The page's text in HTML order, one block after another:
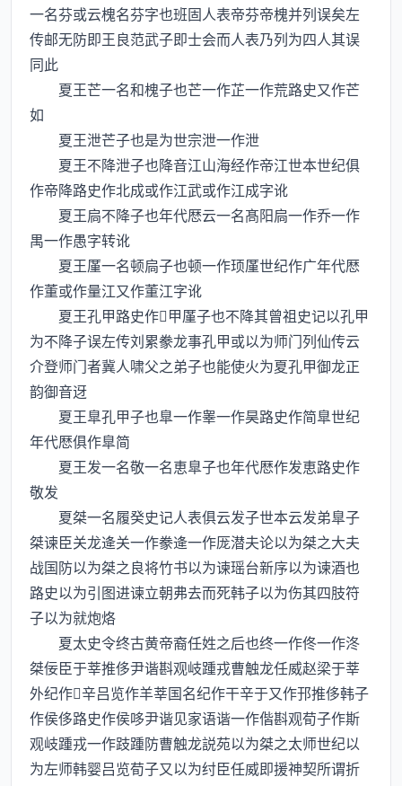
一名芬或云槐名芬字也班固人表帝芬帝槐并列误矣左
传邮无防即王良范武子即士会而人表乃列为四人其误
同此
夏王芒一名和槐子也芒一作芷一作荒路史又作芒
如
夏王泄芒子也是为世宗泄一作泄
夏王不降泄子也降音江山海经作帝江世本世纪俱
作帝降路史作北成或作江武或作江成字讹
夏王扃不降子也年代厯云一名髙阳扃一作乔一作
禺一作愚字转讹
夏王厪一名顿扃子也顿一作顼厪世纪作广年代厯
作董或作量江又作董江字讹
夏王孔甲路史作甲厪子也不降其曾祖史记以孔甲
为不降子误左传刘累豢龙事孔甲或以为师门列仙传云
介登师门者冀人啸父之弟子也能使火为夏孔甲御龙正
韵御音迓
夏王臯孔甲子也臯一作睾一作昊路史作简臯世纪
年代厯俱作臯简
夏王发一名敬一名恵臯子也年代厯作发恵路史作
敬发
夏桀一名履癸史记人表俱云发子世本云发弟臯子
桀谏臣关龙逄关一作豢逄一作厐潜夫论以为桀之大夫
战国防以为桀之良将竹书以为谏瑶台新序以为谏酒也
路史以为引图进谏立朝弗去而死韩子以为伤其四肢符
子以为就炮烙
夏太史令终古黄帝裔任姓之后也终一作佟一作泈
桀佞臣于莘推侈尹谐斟观岐踵戎曹触龙任威赵梁于莘
外纪作辛吕览作羊莘国名纪作干辛于又作邘推侈韩子
作侯侈路史作侯哆尹谐见家语谐一作偕斟观荀子作斯
观岐踵戎一作跂踵防曹触龙説苑以为桀之太师世纪以
为左师韩婴吕览荀子又以为纣臣任威即援神契所谓折